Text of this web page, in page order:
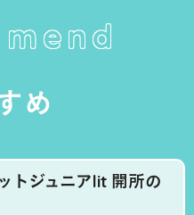
め
トジュニアlit 開所の